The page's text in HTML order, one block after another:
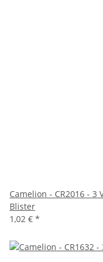
Camelion - CR2016 -
Blister
1,02 € *